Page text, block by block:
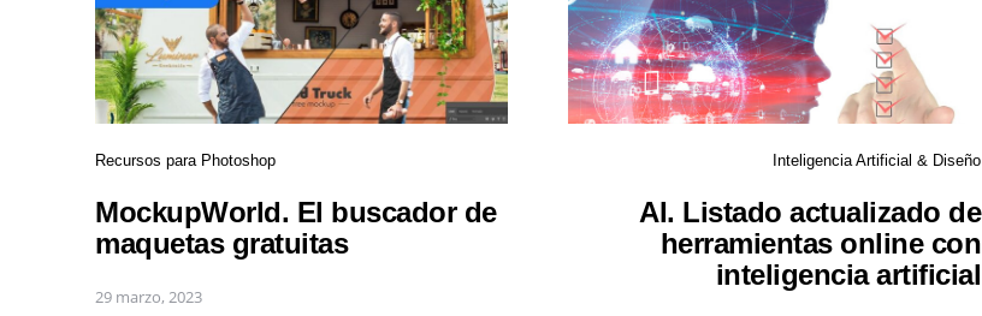
Recursos para Photoshop
MockupWorld. El buscador de
maquetas gratuitas
29 marzo, 2023
Inteligencia Artificial & Diseño
AI. Listado actualizado de
herramientas online con
inteligencia artificial